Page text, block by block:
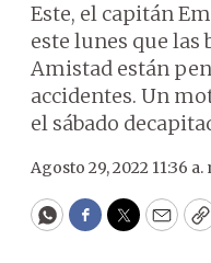
Este, el capitán
este lunes que las
Amistad están
accidentes. Un
el sábado
Agosto 29, 2022 11:36 a.
WhatsApp
Facebook
Twitter